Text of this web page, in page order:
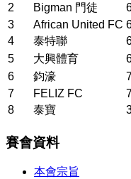
2
Bigman 門徒
3
African United FC
4
泰特聯
5
大興體育
6
鈞濠
7
FELIZ FC
8
泰寶
賽會資料
本會宗旨